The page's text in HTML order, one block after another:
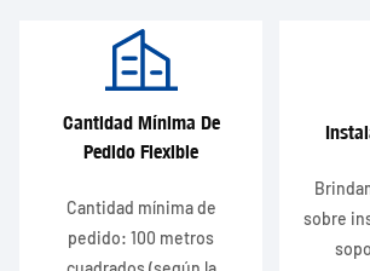
Cantidad Mínima De
Pedido Flexible
Cantidad mínima de
pedido: 100 metros
sobre